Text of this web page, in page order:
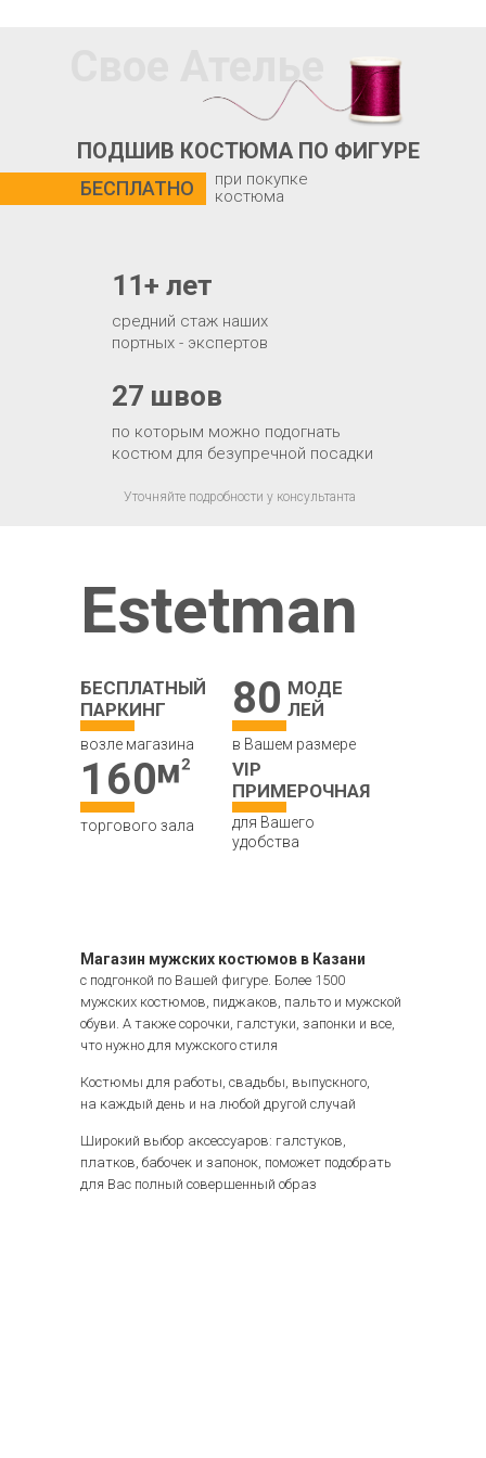
Свое Ателье
ПОДШИВ КОСТЮМА ПО ФИГУРЕ
БЕСПЛАТНО
по которым можно подогнать
костюм для безупречной посадки
27 швов
средний стаж наших
портных - экспертов
11+ лет
при покупке
костюма
Уточняйте подробности у консультанта
с подгонкой по Вашей фигуре. Более 1500
мужских костюмов, пиджаков, пальто и мужской
обуви. А также сорочки, галстуки, запонки и все,
что нужно для мужского стиля
Костюмы для работы, свадьбы, выпускного,
на каждый день и на любой другой случай
Широкий выбор аксессуаров: галстуков,
платков, бабочек и запонок, поможет подобрать
для Вас полный совершенный образ
Estetman
БЕСПЛАТНЫЙ
ПАРКИНГ
возле магазина
80 МОДЕ
ЛЕЙ
в Вашем размере
160
торгового зала
VIP
ПРИМЕРОЧНАЯ
для Вашего
удобства
Магазин мужских костюмов в Казани